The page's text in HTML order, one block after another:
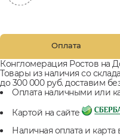
Оплата
Конгломерация Ростов на
Товары из наличия со
до 300 000 руб. доставим
Оплата наличными или
Картой на сайте
Наличная оплата и карта